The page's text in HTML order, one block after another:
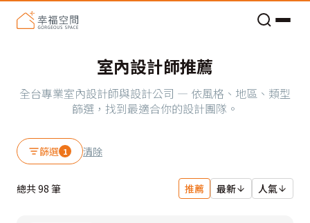
室內設計師推薦
全台專業室內設計師與設計公司 — 依風格、地區、類型
篩選，找到最適合你的設計團隊。
篩選 1 清除
總共98 筆 推薦 最新 人氣